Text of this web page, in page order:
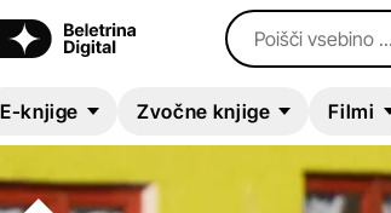
Poišči vsebino ...
E-knjige Zvočne knjige Filmi